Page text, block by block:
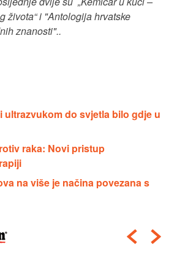
života“ i "Antologija hrvatske
znanosti"..
ultrazvukom do svjetla bilo gdje u
raka: Novi pristup
na više je načina povezana s